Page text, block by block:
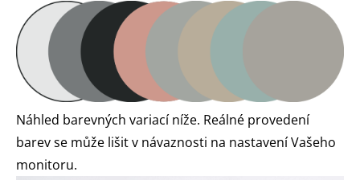
Náhled barevných variací níže. Reálné provedení
barev se může lišit v návaznosti na nastavení Vašeho
monitoru.